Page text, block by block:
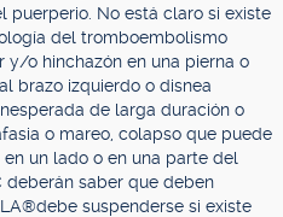
No está claro si existe
del tromboembolismo
y/o hinchazón en una pierna o
brazo izquierdo o disnea
de larga duración o
o mareo, colapso que puede
un lado o en una parte del
deberán saber que deben
suspenderse si existe